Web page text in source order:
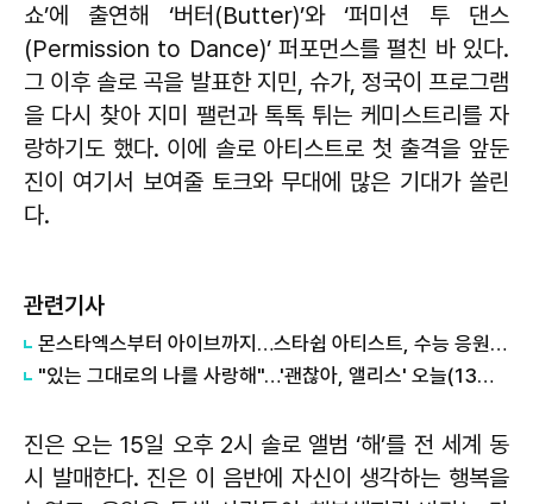
쇼’에 출연해 ‘버터(Butter)’와 ‘퍼미션 투 댄스
(Permission to Dance)’ 퍼포먼스를 펼친 바 있다.
그 이후 솔로 곡을 발표한 지민, 슈가, 정국이 프로그램
을 다시 찾아 지미 팰런과 톡톡 튀는 케미스트리를 자
랑하기도 했다. 이에 솔로 아티스트로 첫 출격을 앞둔
진이 여기서 보여줄 토크와 무대에 많은 기대가 쏠린
다.
관련기사
몬스타엑스부터 아이브까지…스타쉽 아티스트, 수능 응원 메시지
"있는 그대로의 나를 사랑해"…'괜찮아, 앨리스' 오늘(13일) 극장 개봉
진은 오는 15일 오후 2시 솔로 앨범 ‘해’를 전 세계 동
시 발매한다. 진은 이 음반에 자신이 생각하는 행복을